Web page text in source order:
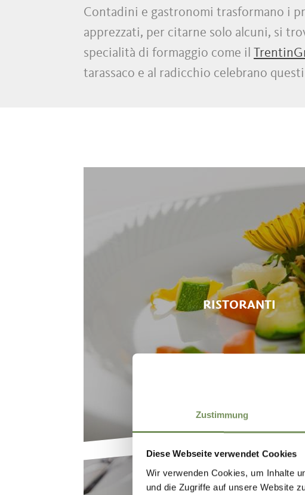
Zustimmung
Diese Webseite verwendet Cookies
Wir verwenden Cookies, um Inhalte
und die Zugriffe auf unsere Website
Contadini e gastronomi trasformano i
apprezzati, per citarne solo alcuni, si
specialità di formaggio come il
tarassaco e al radicchio celebrano
RISTORANTI